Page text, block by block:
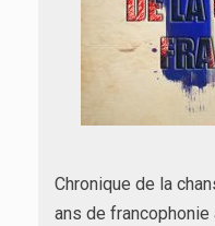
Chronique de la
ans de